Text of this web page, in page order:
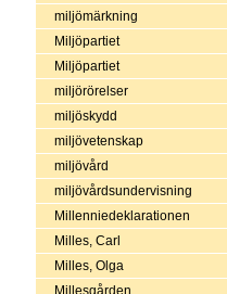
miljömärkning
Miljöpartiet
Miljöpartiet
miljörörelser
miljöskydd
miljövetenskap
miljövård
miljövårdsundervisning
Millenniedeklarationen
Milles, Carl
Milles, Olga
Millesgården